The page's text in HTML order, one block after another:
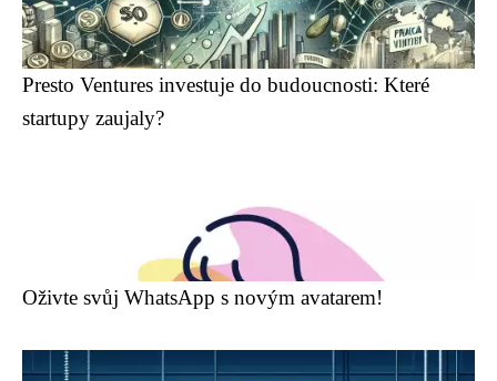
Presto Ventures investuje do budoucnosti: Které
startupy zaujaly?
Oživte svůj WhatsApp s novým avatarem!